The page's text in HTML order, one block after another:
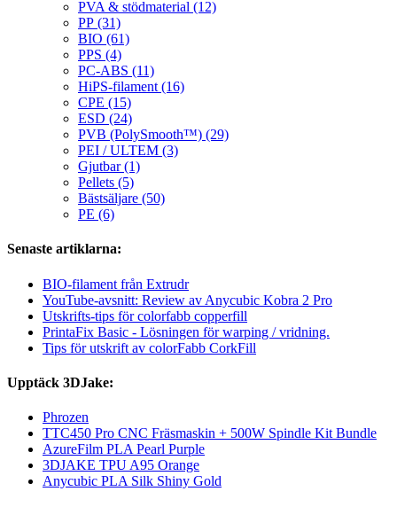
PVA & stödmaterial (12)
PP (31)
BIO (61)
PPS (4)
PC-ABS (11)
HiPS-filament (16)
CPE (15)
ESD (24)
PVB (PolySmooth™) (29)
PEI / ULTEM (3)
Gjutbar (1)
Pellets (5)
Bästsäljare (50)
PE (6)
Senaste artiklarna:
BIO-filament från Extrudr
YouTube-avsnitt: Review av Anycubic Kobra 2 Pro
Utskrifts-tips för colorfabb copperfill
PrintaFix Basic - Lösningen för warping / vridning.
Tips för utskrift av colorFabb CorkFill
Upptäck 3DJake:
Phrozen
TTC450 Pro CNC Fräsmaskin + 500W Spindle Kit Bundle
AzureFilm PLA Pearl Purple
3DJAKE TPU A95 Orange
Anycubic PLA Silk Shiny Gold